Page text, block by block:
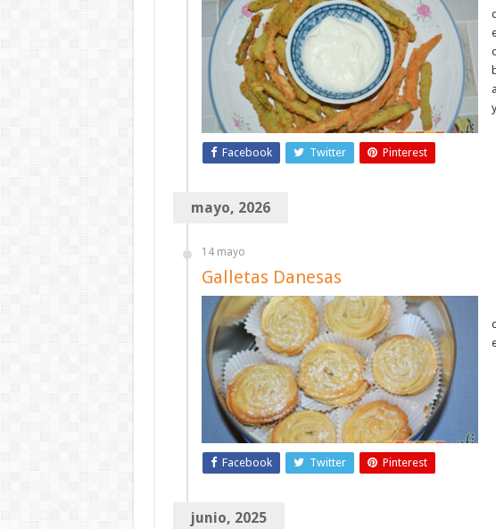
Facebook Twitter Pinterest
mayo, 2026
14 mayo
Galletas Danesas
Facebook Twitter Pinterest
junio, 2025